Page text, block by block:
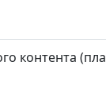
контента